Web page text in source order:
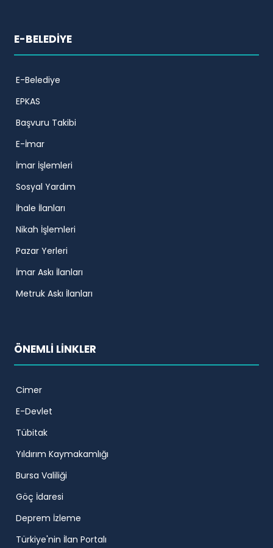
E-BELEDİYE
E-Belediye
EPKAS
Başvuru Takibi
E-İmar
İmar İşlemleri
Sosyal Yardım
İhale İlanları
Nikah İşlemleri
Pazar Yerleri
İmar Askı İlanları
Metruk Askı İlanları
ÖNEMLİ LİNKLER
Cimer
E-Devlet
Tübitak
Yıldırım Kaymakamlığı
Bursa Valiliği
Göç İdaresi
Deprem İzleme
Türkiye'nin İlan Portalı